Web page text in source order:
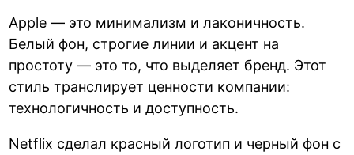
Apple — это минимализм и лаконичность.
Белый фон, строгие линии и акцент на
простоту — это то, что выделяет бренд. Этот
стиль транслирует ценности компании:
технологичность и доступность.
Netflix сделал красный логотип и черный фон с